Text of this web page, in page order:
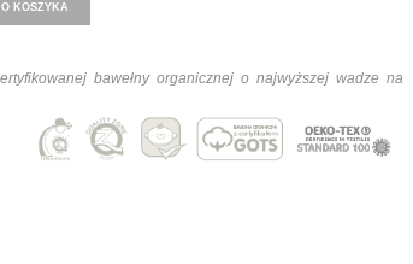
KOSZYKA
bawełny organicznej o najwyższej wadze na